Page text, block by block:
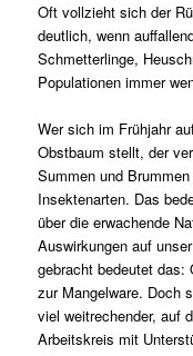
Oft vollzieht sich der
deutlich, wenn
Schmetterlinge,
Populationen immer
Wer sich im Frühjahr
Obstbaum stellt, der
Summen und
Insektenarten. Das
über die erwachende
Auswirkungen auf
gebracht bedeutet das:
zur Mangelware. Doch
viel weitrechender, auf
Arbeitskreis mit